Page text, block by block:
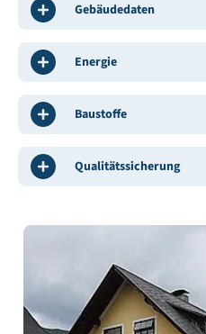
Gebäudedaten
Energie
Baustoffe
Qualitätssicherung